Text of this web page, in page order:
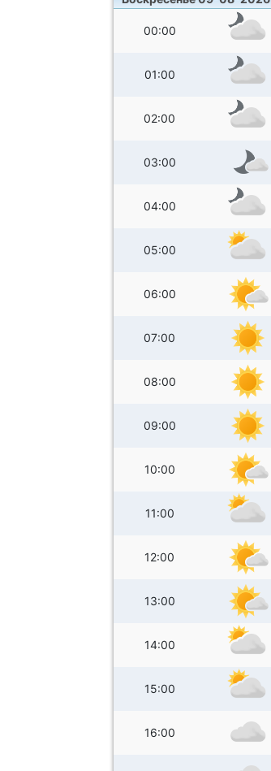
00:00
01:00
02:00
03:00
04:00
05:00
06:00
07:00
08:00
09:00
10:00
11:00
12:00
13:00
14:00
15:00
16:00